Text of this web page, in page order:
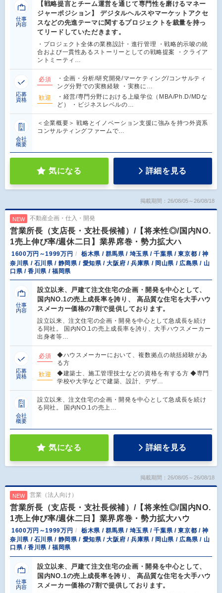
仕事
内容
【戦略提言とチーム運営を通じて専門性を磨けるマネー
ジャーポジション】 デジタルヘルスやマーケットアクセ
スなどの先進テーマに関するプロジェクトを裁量を持っ
てリードしていただきます。
・プロジェクト全体の業務設計・進行管理 ・戦略的示唆の統
合および一貫性あるストーリーとしての戦略提案 ・クライア
ントミーティ…
応募
資格
必須
・企画・分析/研究開発/マーケティング/コンサルティ
ング分野での実務経験 ・実務に…
歓迎
・経営/専門分野における上級学位（MBA/Ph.D/MDな
ど） ・ビジネスレベルの…
会社
概要
＜企業概要＞ 戦略とイノベーション支援に強みを持つ外資系
コンサルティングファームで…
気になる 詳細を見る
掲載期間：26/08/05～26/08/18
NEW 不動産企画・仕入・開発
営業所長（支店長・支社長候補）/【将来性◎/国内NO.
1売上伸び率/週休二日】業界席巻・勢力拡大ハ
1600万円～1999万円
栃木県 / 群馬県 / 埼玉県 / 千葉県 / 東京都 / 神
奈川県 / 石川県 / 静岡県 / 愛知県 / 大阪府 / 兵庫県 / 岡山県 / 広島県 / 山
口県 / 香川県 / 福岡県
仕事
内容
設立以来、戸建て注文住宅の企画・開発を中心として、
国内NO.1の売上成長率を誇り、 高品質な住宅を大手ハウ
スメーカー価格の7割で提供しております。
設立以来、注文住宅の企画・開発を中心として急成長を続け
る同社。 国内NO.1の売上成長率を誇り、大手ハウスメーカー
出身者等…
応募
資格
必須
◆ハウスメーカーにおいて、複数拠点の統括経験があ
る方
歓迎
◆建築士、施工管理技士などの資格を有する方 ◆専門
学校や大学などで建築、設計、デザ…
会社
概要
設立以来、注文住宅の企画・開発を中心として急成長を続け
る同社。 国内NO.1の売上…
気になる 詳細を見る
掲載期間：26/08/05～26/08/18
NEW 営業（法人向け）
営業所長（支店長・支社長候補）/【将来性◎/国内NO.
1売上伸び率/週休二日】業界席巻・勢力拡大ハウ
1600万円～1999万円
栃木県 / 群馬県 / 埼玉県 / 千葉県 / 東京都 / 神
奈川県 / 石川県 / 静岡県 / 愛知県 / 大阪府 / 兵庫県 / 岡山県 / 広島県 / 山
口県 / 香川県 / 福岡県
仕事
内容
設立以来、戸建て注文住宅の企画・開発を中心として、
国内NO.1の売上成長率を誇り、 高品質な住宅を大手ハウ
スメーカー価格の7割で提供しております。